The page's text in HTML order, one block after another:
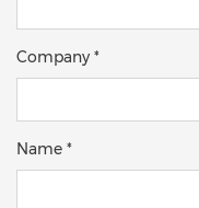
Company *
Name *